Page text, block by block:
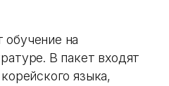
обучение на
В пакет входят
языка,